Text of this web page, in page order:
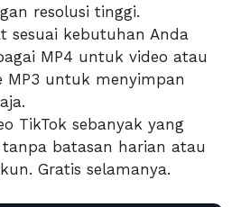
resolusi tinggi.
sesuai kebutuhan Anda
MP4 untuk video atau
MP3 untuk menyimpan
TikTok sebanyak yang
batasan harian atau
Gratis selamanya.